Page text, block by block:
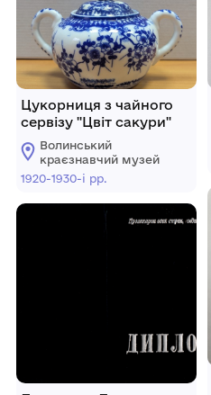
Цукорниця з чайного
сервізу "Цвіт сакури"
Волинський
краєзнавчий музей
1920-1930-і рр.